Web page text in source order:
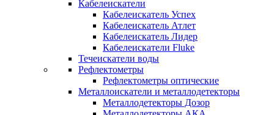
Кабелеискатели
Кабелеискатель Успех
Кабелеискатель Атлет
Кабелеискатель Лидер
Кабелеискатели Fluke
Течеискатели воды
Рефлектометры
Рефлектометры оптические
Металлоискатели и металлодетекторы
Металлодетекторы Дозор